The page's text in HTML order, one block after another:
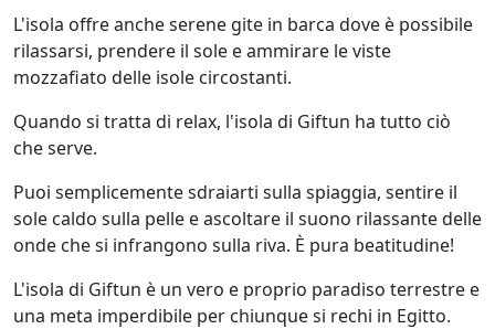
L'isola offre anche serene gite in barca dove è possibile
rilassarsi, prendere il sole e ammirare le viste
mozzafiato delle isole circostanti.
Quando si tratta di relax, l'isola di Giftun ha tutto ciò
che serve.
Puoi semplicemente sdraiarti sulla spiaggia, sentire il
sole caldo sulla pelle e ascoltare il suono rilassante delle
onde che si infrangono sulla riva. È pura beatitudine!
L'isola di Giftun è un vero e proprio paradiso terrestre e
una meta imperdibile per chiunque si rechi in Egitto.